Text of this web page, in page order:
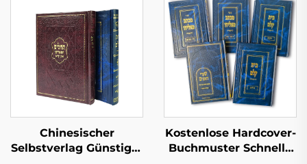
Chinesischer
Selbstverlag Günstiger
Kostenlose Hardcover-
Buchmuster Schnelle